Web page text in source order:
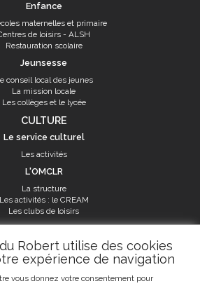
Robert utilise des cookies
expérience de navigation
vous donnez votre consentement pour
Enfance
maternelles et primaire
de loisirs - ALSH
Restauration scolaire
Jeunsesse
conseil local des jeunes
La mission locale
Les collèges et le lycée
CULTURE
Le service culturel
Les activités
L'OMCLR
La structure
Les activités : le CREAM
Les clubs de loisirs
SPORT
équipements sportifs
aménagements municipaux
Les activités